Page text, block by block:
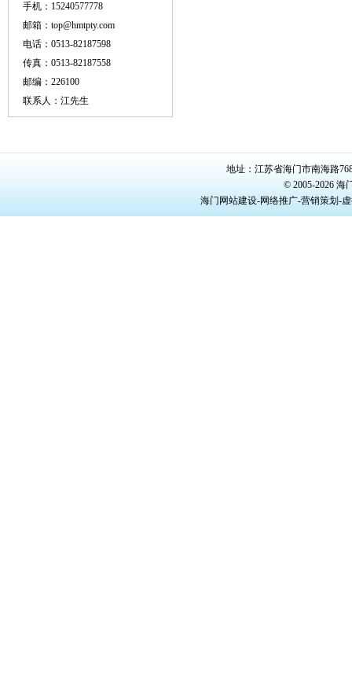
手机：15240577778
邮箱：top@hmtpty.com
电话：0513-82187598
传真：0513-82187558
邮编：226100
联系人：江先生
地址：江苏省海门市南海路
© 2005-2026
海门网站建设-网络推广-营销策划-